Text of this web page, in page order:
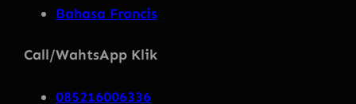
Bahasa Francis
Call/WahtsApp Klik
085216006336